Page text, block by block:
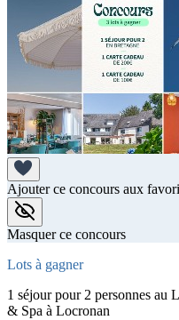
Ajouter ce concours aux
Masquer ce concours
Lots à gagner
1 séjour pour 2 personnes au
& Spa à Locronan